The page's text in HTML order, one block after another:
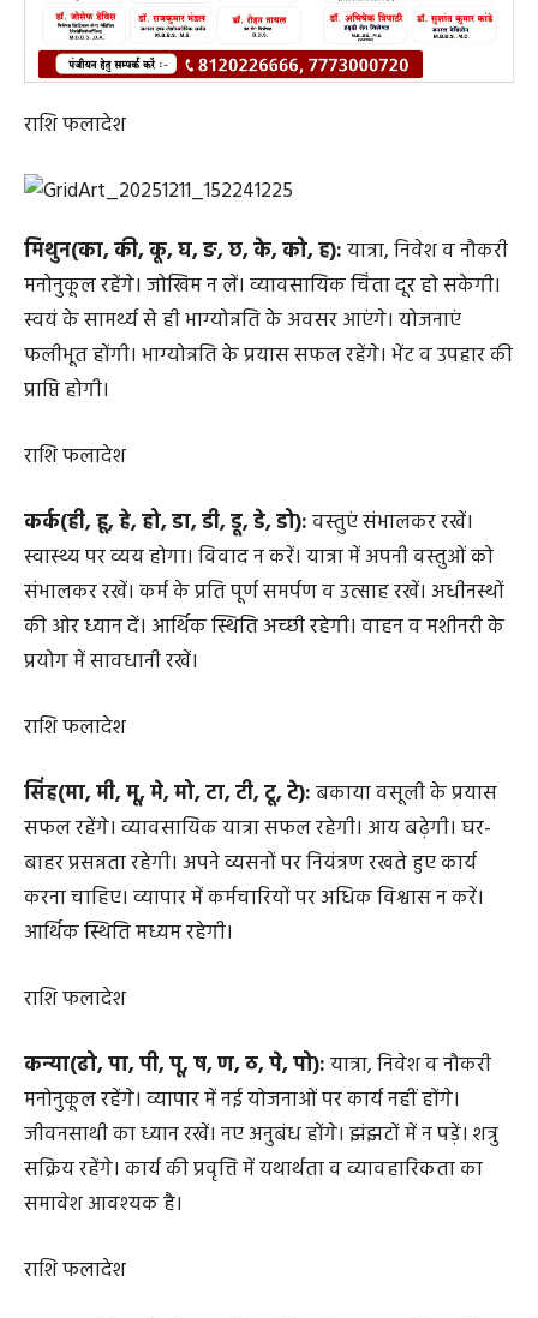
राशि फलादेश
मिथुन(का, की, कू, घ, ङ, छ, के, को, ह):यात्रा, निवेश व नौकरी
मनोनुकूल रहेंगे। जोखिम न लें। व्यावसायिक चिंता दूर हो सकेगी।
स्वयं के सामर्थ्य से ही भाग्योन्नति के अवसर आएंगे। योजनाएं
फलीभूत होंगी। भाग्योन्नति के प्रयास सफल रहेंगे। भेंट व उपहार की
प्राप्ति होगी।
राशि फलादेश
कर्क(ही, हू, हे, हो, डा, डी, डू, डे, डो):वस्तुएं संभालकर रखें।
स्वास्थ्य पर व्यय होगा। विवाद न करें। यात्रा में अपनी वस्तुओं को
संभालकर रखें। कर्म के प्रति पूर्ण समर्पण व उत्साह रखें। अधीनस्थों
की ओर ध्यान दें। आर्थिक स्थिति अच्छी रहेगी। वाहन व मशीनरी के
प्रयोग में सावधानी रखें।
राशि फलादेश
सिंह(मा, मी, मू, मे, मो, टा, टी, टू, टे):बकाया वसूली के प्रयास
सफल रहेंगे। व्यावसायिक यात्रा सफल रहेगी। आय बढ़ेगी। घर-
बाहर प्रसन्नता रहेगी। अपने व्यसनों पर नियंत्रण रखते हुए कार्य
करना चाहिए। व्यापार में कर्मचारियों पर अधिक विश्वास न करें।
आर्थिक स्थिति मध्यम रहेगी।
राशि फलादेश
कन्या(ढो, पा, पी, पू, ष, ण, ठ, पे, पो):यात्रा, निवेश व नौकरी
मनोनुकूल रहेंगे। व्यापार में नई योजनाओं पर कार्य नहीं होंगे।
जीवनसाथी का ध्यान रखें। नए अनुबंध होंगे। झंझटों में न पड़ें। शत्रु
सक्रिय रहेंगे। कार्य की प्रवृत्ति में यथार्थता व व्यावहारिकता का
समावेश आवश्यक है।
राशि फलादेश